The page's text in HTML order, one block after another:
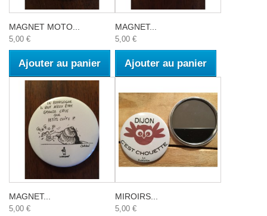
MAGNET MOTO...
5,00 €
Ajouter au panier
MAGNET...
5,00 €
Ajouter au panier
MAGNET...
5,00 €
MIROIRS...
5,00 €